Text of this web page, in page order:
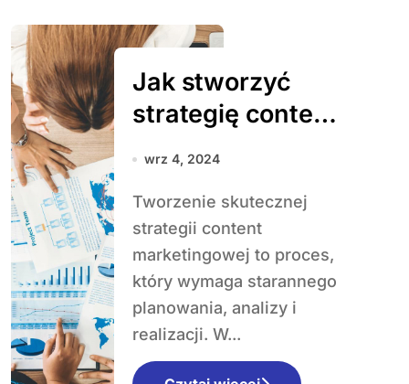
Jak stworzyć
strategię content
marketingową
wrz 4, 2024
Tworzenie skutecznej
strategii content
marketingowej to proces,
który wymaga starannego
planowania, analizy i
realizacji. W...